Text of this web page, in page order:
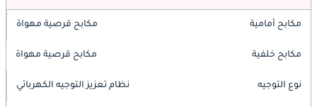
مكابح أمامية مكابح قرصية مهواة
مكابح خلفية مكابح قرصية مهواة
نوع التوجيه نظام تعزيز التوجيه الكهربائي